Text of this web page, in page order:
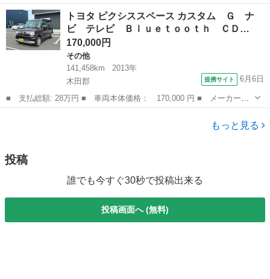
ー名： トヨタ ■ 車種名： カローラスポーツ ■ グレード名：
Ｇスタイルパッケージ ディスプレイオーディオ＋ナビ９インチ／ト
ヨタセー...
高知 高知市 トヨタ
トヨタ ピクシススペース カスタム Ｇ ナ
ビ テレビ Ｂｌｕｅｔｏｏｔｈ ＣＤ…
170,000円
その他
141,458km
2013年
木田郡
提携サイト 6月6日
■ 支払総額: 28万円 ■ 車両本体価格： 170,000 円 ■ メーカー
名： トヨタ ■ 車種名： ピクシススペース ■ グレード名： カ
スタム Ｇ ナビ テレビ Ｂｌｕｅｔｏｏｔｈ ＣＤ ＤＶＤ ス
もっと見る
投稿
誰でも今すぐ30秒で投稿出来る
投稿画面へ (無料)